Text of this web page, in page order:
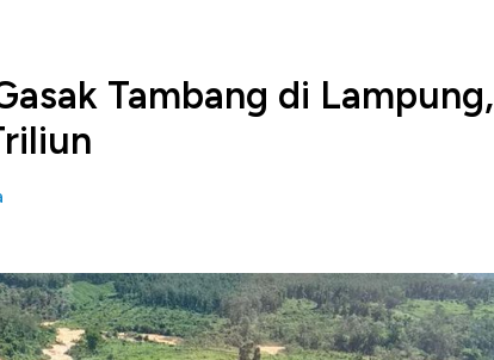
Tambang di Lampung,